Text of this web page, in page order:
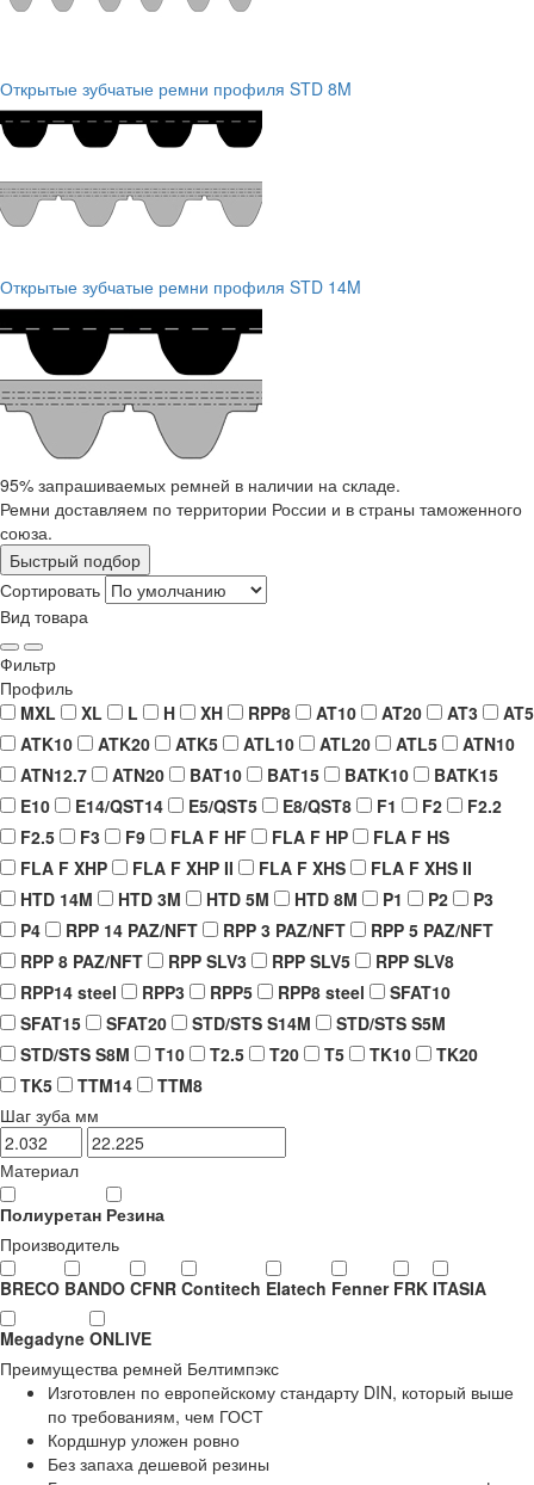
Открытые зубчатые ремни профиля STD 8M
Открытые зубчатые ремни профиля STD 14M
95% запрашиваемых ремней в наличии на складе.
Ремни доставляем по территории России и в страны таможенного
союза.
Быстрый подбор
Сортировать
Вид товара
Фильтр
Профиль
MXL
XL L H XH RPP8 AT10 AT20 AT3
AT5
ATK10
ATK20 ATK5 ATL10 ATL20 ATL5
ATN10
ATN12.7
ATN20 BAT10 BAT15 BATK10
BATK15
E10
E14/QST14 E5/QST5 E8/QST8 F1 F2
F2.2
F2.5
F3 F9 FLA F HF FLA F HP
FLA F HS
FLA F XHP
FLA F XHP II FLA F XHS
FLA F XHS II
HTD 14M
HTD 3M HTD 5M HTD 8M P1 P2
P3
P4
RPP 14 PAZ/NFT RPP 3 PAZ/NFT
RPP 5 PAZ/NFT
RPP 8 PAZ/NFT
RPP SLV3 RPP SLV5
RPP SLV8
RPP14 steel
RPP3 RPP5 RPP8 steel
SFAT10
SFAT15
SFAT20 STD/STS S14M
STD/STS S5M
STD/STS S8M
T10 T2.5 T20 T5 TK10
TK20
TK5
TTM14
TTM8
Шаг зуба мм
Материал
Полиуретан Резина
Производитель
BRECO BANDO CFNR Contitech Elatech Fenner FRK ITASIA
Megadyne ONLIVE
Преимущества ремней Белтимпэкс
Изготовлен по европейскому стандарту DIN, который выше
по требованиям, чем ГОСТ
Кордшнур уложен ровно
Без запаха дешевой резины